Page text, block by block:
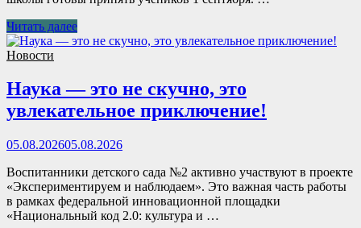
Читать далее
Новости
Наука — это не скучно, это
увлекательное приключение!
05.08.202605.08.2026
Воспитанники детского сада №2 активно участвуют в проекте
«Экспериментируем и наблюдаем». Это важная часть работы
в рамках федеральной инновационной площадки
«Национальный код 2.0: культура и …